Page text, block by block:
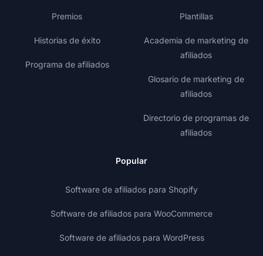
Premios
Historias de éxito
Programa de afiliados
Plantillas
Academia de marketing de
afiliados
Glosario de marketing de
afiliados
Directorio de programas de
afiliados
Popular
Software de afiliados para Shopify
Software de afiliados para WooCommerce
Software de afiliados para WordPress